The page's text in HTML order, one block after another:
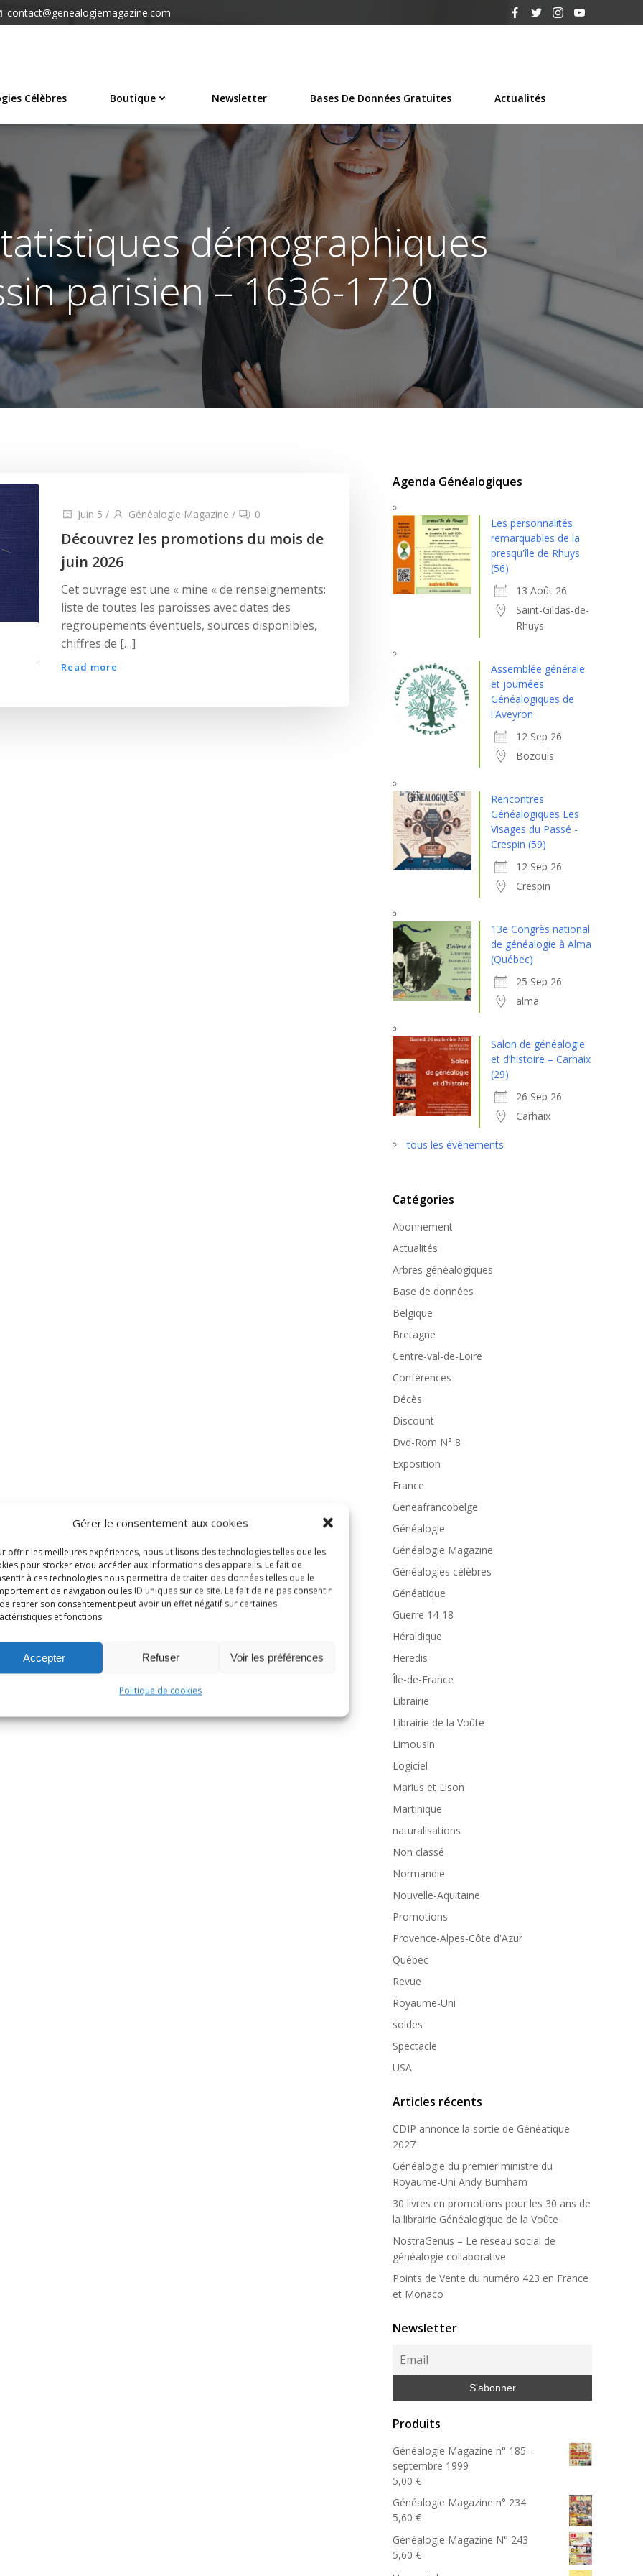
Gérer le consentement aux cookies
offrir les meilleures expériences, nous utilisons des technologies telles que les
pour stocker et/ou accéder aux informations des appareils. Le fait de
à ces technologies nous permettra de traiter des données telles que le
de navigation ou les ID uniques sur ce site. Le fait de ne pas consentir
retirer son consentement peut avoir un effet négatif sur certaines
et fonctions.
Accepter Refuser Voir les préférences
Politique de cookies
contact@genealogiemagazine.com
Célèbres Boutique Newsletter Bases De Données Gratuites Actualités
démographiques
parisien – 1636-1720
Juin 5 / Généalogie Magazine / 0
Découvrez les promotions du mois de
juin 2026
Cet ouvrage est une « mine « de renseignements:
liste de toutes les paroisses avec dates des
regroupements éventuels, sources disponibles,
chiffres de […]
Read more
Agenda Généalogiques
Les personnalités
remarquables de la
presqu'île de Rhuys
(56)
13 Août 26
Saint-Gildas-de-
Rhuys
Assemblée générale
et journées
Généalogiques de
l'Aveyron
12 Sep 26
Bozouls
Rencontres
Généalogiques Les
Visages du Passé -
Crespin (59)
12 Sep 26
Crespin
13e Congrès national
de généalogie à Alma
(Québec)
25 Sep 26
alma
Salon de généalogie
et d’histoire – Carhaix
(29)
26 Sep 26
Carhaix
tous les évènements
Catégories
Abonnement
Actualités
Arbres généalogiques
Base de données
Belgique
Bretagne
Centre-val-de-Loire
Conférences
Décès
Discount
Dvd-Rom N° 8
Exposition
France
Geneafrancobelge
Généalogie
Généalogie Magazine
Généalogies célèbres
Généatique
Guerre 14-18
Héraldique
Heredis
Île-de-France
Librairie
Librairie de la Voûte
Limousin
Logiciel
Marius et Lison
Martinique
naturalisations
Non classé
Normandie
Nouvelle-Aquitaine
Promotions
Provence-Alpes-Côte d'Azur
Québec
Revue
Royaume-Uni
soldes
Spectacle
USA
Articles récents
CDIP annonce la sortie de Généatique
2027
Généalogie du premier ministre du
Royaume-Uni Andy Burnham
30 livres en promotions pour les 30 ans de
la librairie Généalogique de la Voûte
NostraGenus – Le réseau social de
généalogie collaborative
Points de Vente du numéro 423 en France
et Monaco
Newsletter
Produits
Généalogie Magazine n° 185 -
septembre 1999
5,00 €
Généalogie Magazine n° 234
5,60 €
Généalogie Magazine N° 243
5,60 €